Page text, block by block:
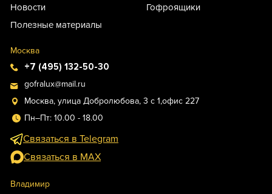
Новости
Полезные материалы
Гофроящики
Москва
+7 (495) 132-50-30
gofralux@mail.ru
Москва, улица Добролюбова, 3 с 1,офис 227
Пн–Пт: 10.00 - 18.00
Связаться в Telegram
Связаться в MAX
Владимир